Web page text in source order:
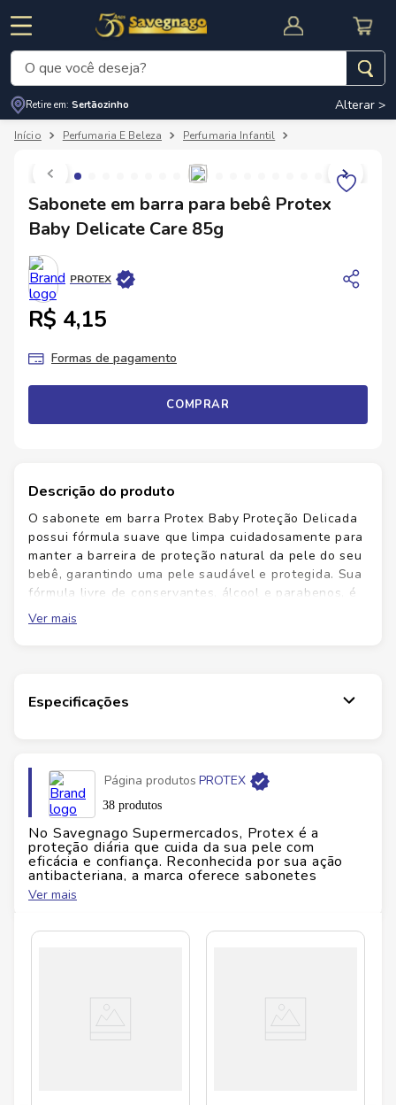
CUPOM DE DESCONTO
O que você deseja?
Retire em: Sertãozinho Alterar >
Perfumaria E Beleza Perfumaria Infantil
Sabonete em barra para bebê Protex
Baby Delicate Care 85g
PROTEX
R$ 4,15
Formas de pagamento
COMPRAR
Descrição do produto
O sabonete em barra Protex Baby Proteção Delicada
possui fórmula suave que limpa cuidadosamente para
manter a barreira de proteção natural da pele do seu
bebê, garantindo uma pele saudável e protegida. Sua
fórmula livre de conservantes, álcool e parabenos, é
hipoalergênica e testada por dermatologistas e
pediatras.
Ver mais
Especificações
Página produtos PROTEX
38 produtos
No Savegnago Supermercados, Protex é a
proteção diária que cuida da sua pele com
eficácia e confiança. Reconhecida por sua ação
antibacteriana, a marca oferece sabonetes
líquidos e em barra que eliminam até 99,9% das
bactérias, mantendo a pele limpa, saudável e
profunda sem abrir mão da suavidade. Com
específicas. É a escolha certa para quem valoriza
bem-estar, segurança e aquele frescor que
acompanha o dia inteiro. Protex é para quem
transforma o cuidado com a pele em um gesto de
Ver mais
Termos mais buscados
cafe
3º
cerveja
carne
5º arroz